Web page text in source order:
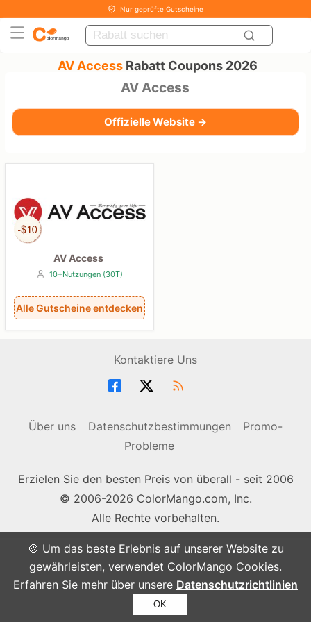
🍪 Um das beste Erlebnis auf unserer Website zu
gewährleisten, verwendet ColorMango Cookies.
Erfahren Sie mehr über unsere Datenschutzrichtlinien
OK
Nur geprüfte Gutscheine
AV Access Rabatt Coupons 2026
AV Access
Offizielle Website →
AV Access
10+Nutzungen (30T)
Alle Gutscheine entdecken
Kontaktiere Uns
Über uns Datenschutzbestimmungen
Promo-
Probleme
Erzielen Sie den besten Preis von überall - seit 2006
© 2006-2026 ColorMango.com, Inc.
Alle Rechte vorbehalten.